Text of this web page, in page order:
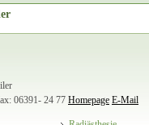
06391- 24 77 Homepage E-Mail